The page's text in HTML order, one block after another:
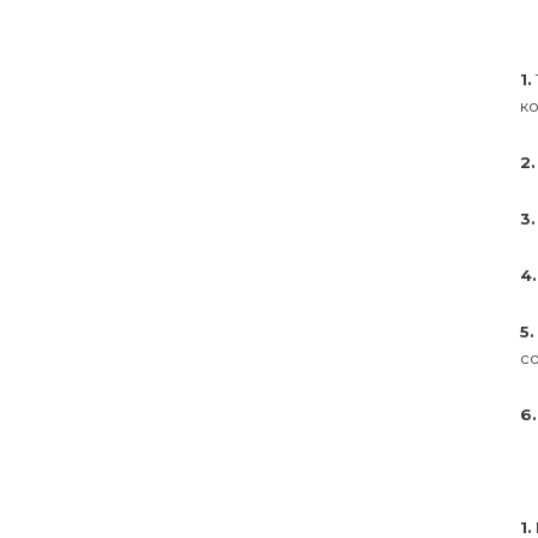
1.
2.
3.
4.
5.
6.
1.